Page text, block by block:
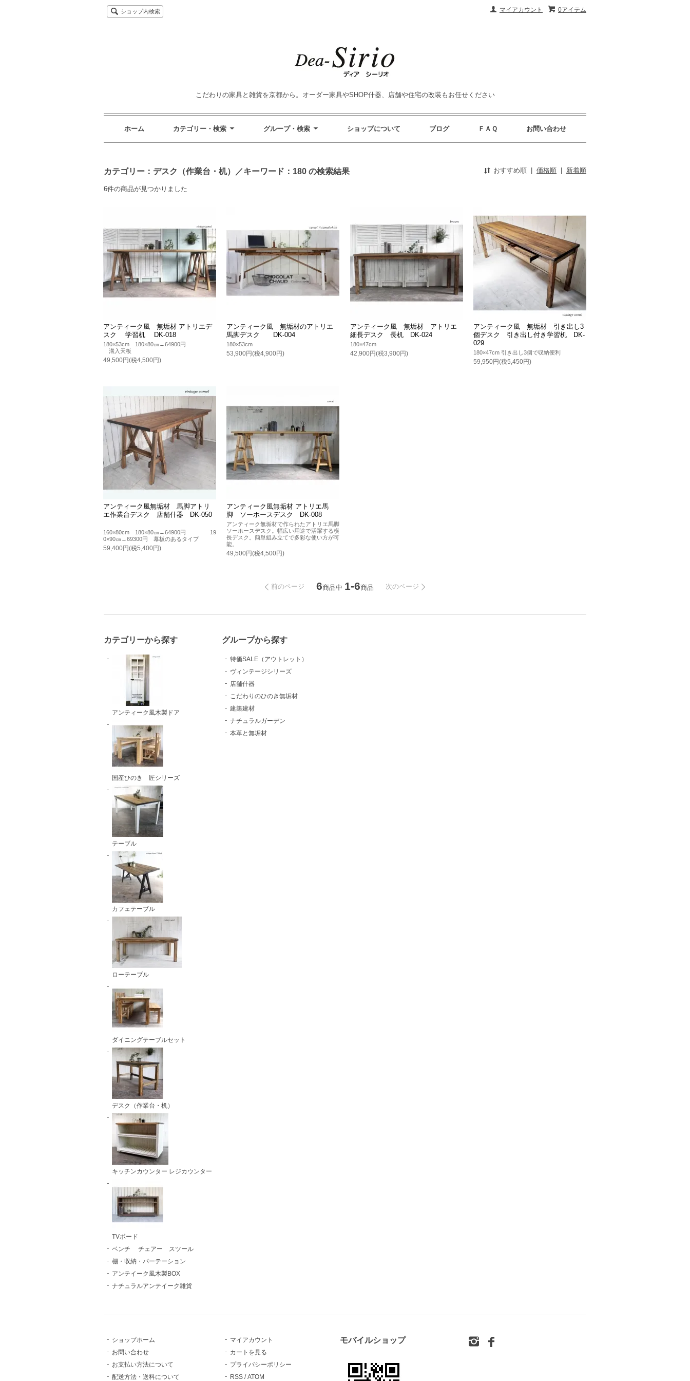
0アイテム
マイアカウント
ショップ内検索
こだわりの家具と雑貨を京都から。オーダー家具やSHOP什器、店舗や住宅の改装もお任せください
ホーム カテゴリー・検索 グループ・検索 ショップについて ブログ ＦＡＱ お問い合わせ
カテゴリー：デスク（作業台・机）／キーワード：180 の検索結果 おすすめ順 | 価格順 | 新着順
6件の商品が見つかりました
アンティーク風 無垢材 アトリエデ
スク 学習机 DK-018
180×53cm 180×80㎝→64900円
溝入天板
49,500円(税4,500円)
アンティーク風 無垢材のアトリエ
馬脚デスク DK-004
180×53cm
53,900円(税4,900円)
アンティーク風 無垢材 アトリエ
細長デスク 長机 DK-024
180×47cm
42,900円(税3,900円)
アンティーク風 無垢材 引き出し3
個デスク 引き出し付き学習机 DK-
029
180×47cm 引き出し3個で収納便利
59,950円(税5,450円)
アンティーク風無垢材 馬脚アトリ
エ作業台デスク 店舗什器 DK-050
160×80cm 180×80㎝→64900円 19
0×90㎝→69300円 幕板のあるタイプ
59,400円(税5,400円)
アンティーク風無垢材 アトリエ馬
脚 ソーホースデスク DK-008
アンティーク無垢材で作られたアトリエ馬脚
ソーホースデスク。幅広い用途で活躍する横
長デスク。簡単組み立てで多彩な使い方が可
能。
49,500円(税4,500円)
前のページ 6商品中 1-6商品 次のページ
カテゴリーから探す
アンティーク風木製ドア
国産ひのき 匠シリーズ
テーブル
カフェテーブル
ローテーブル
ダイニングテーブルセット
デスク（作業台・机）
キッチンカウンター レジカウンター
TVボード
ベンチ チェアー スツール
棚・収納・パーテーション
アンテイーク風木製BOX
ナチュラルアンテイーク雑貨
グループから探す
特価SALE（アウトレット）
ヴィンテージシリーズ
店舗什器
こだわりのひのき無垢材
建築建材
ナチュラルガーデン
本革と無垢材
ショップホーム
お問い合わせ
お支払い方法について
配送方法・送料について
マイアカウント
カートを見る
プライバシーポリシー
RSS /ATOM
モバイルショップ